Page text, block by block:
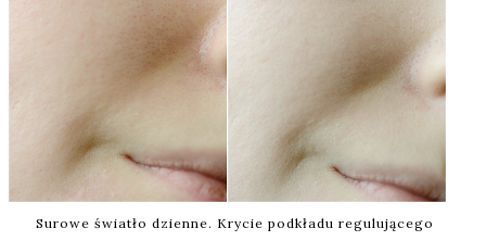
Surowe światło dzienne. Krycie podkładu regulującego